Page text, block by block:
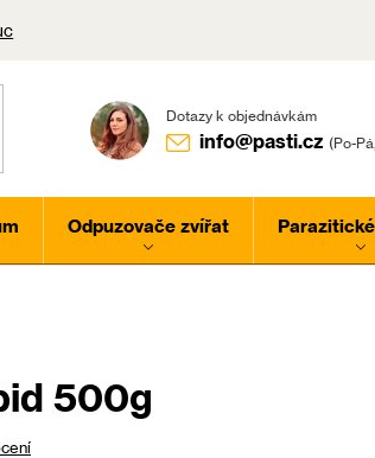
info@pasti.cz
Odpuzovače zvířat
500g